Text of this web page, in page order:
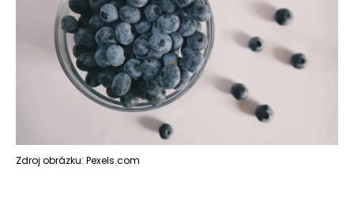
Zdroj obrázku: Pexels.com